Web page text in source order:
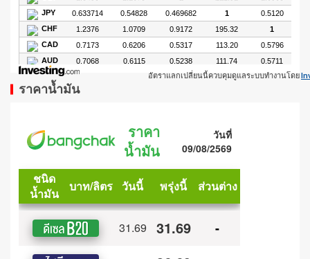
อัตราแลกเปลี่ยนนี้ควบคุมดูแลระบบทำงานโดย
ราคาน้ำมัน